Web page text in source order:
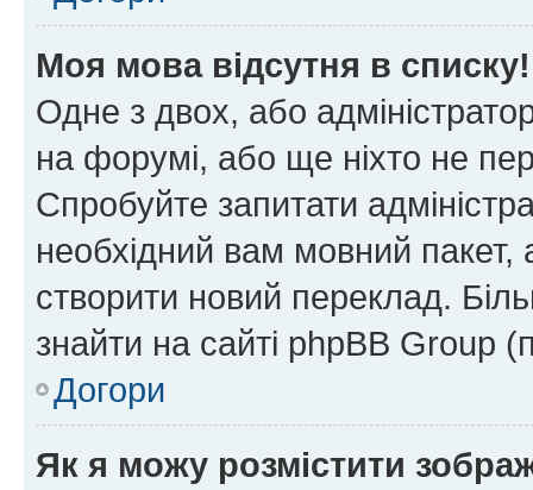
Моя мова відсутня в списку!
Одне з двох, або
на форумі, або ще ніхто не
Спробуйте запитати
необхідний вам мовний
створити новий переклад.
знайти на сайті phpBB Group
Догори
Як я можу розмістити